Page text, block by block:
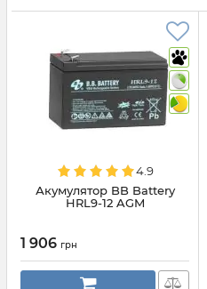
4.9
Акумулятор BB Battery
HRL9-12 AGM
1 906 грн